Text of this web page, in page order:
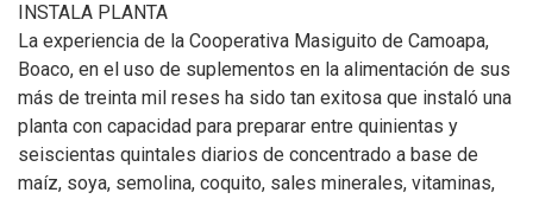
INSTALA PLANTA
La experiencia de la Cooperativa Masiguito de Camoapa,
Boaco, en el uso de suplementos en la alimentación de sus
más de treinta mil reses ha sido tan exitosa que instaló una
planta con capacidad para preparar entre quinientas y
seiscientas quintales diarios de concentrado a base de
maíz, soya, semolina, coquito, sales minerales, vitaminas,